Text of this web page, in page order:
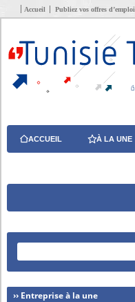
Accueil Publiez vos offres d’emploi
ACCUEIL À LA UNE
›› Entreprise à la une